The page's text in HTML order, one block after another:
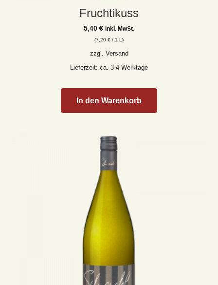
Fruchtikuss
5,40 € inkl. MwSt.
(7,20 € / 1 L)
zzgl. Versand
Lieferzeit: ca. 3-4 Werktage
In den Warenkorb